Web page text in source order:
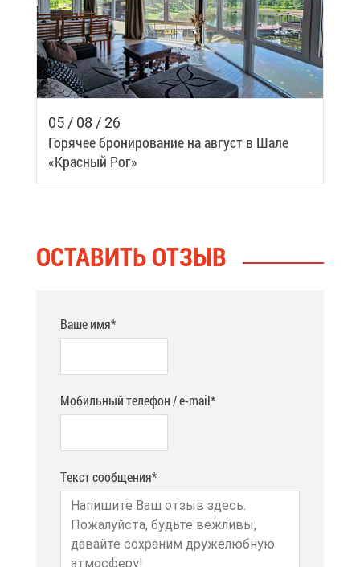
05 / 08 / 26
Го­ря­чее бро­ни­ро­ва­ние на ав­густ в Ша­ле
«Крас­ный Рог»
ОСТА­ВИТЬ ОТ­ЗЫВ
Ваше имя*
Мобильный телефон / e-mail*
Текст сообщения*